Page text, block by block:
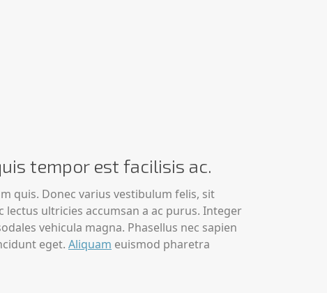
tempor est facilisis ac.
quis. Donec varius vestibulum felis, sit
ultricies accumsan a ac purus. Integer
vehicula magna. Phasellus nec sapien
eget. Aliquam euismod pharetra